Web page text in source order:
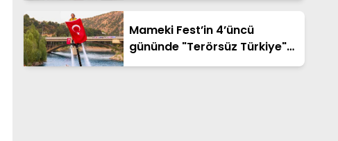
Mameki Fest’in 4’üncü
gününde "Terörsüz Türkiye"
vurgusu